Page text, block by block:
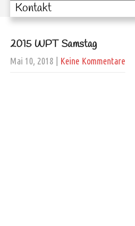
Kontakt
2015 WPT Samstag
Mai 10, 2018 Keine Kommentare